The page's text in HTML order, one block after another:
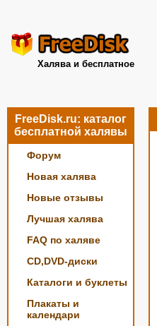
Халява и бесплатное
FreeDisk.ru: каталог
бесплатной халявы
Форум
Новая халява
Новые отзывы
Лучшая халява
FAQ по халяве
CD,DVD-диски
Каталоги и буклеты
Плакаты и
календари